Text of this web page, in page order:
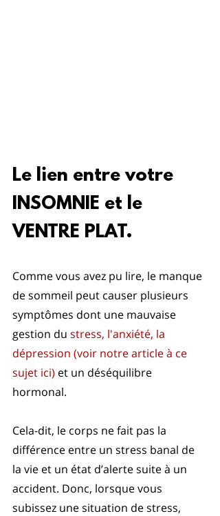
Le lien entre votre
INSOMNIE et le
VENTRE PLAT.
Comme vous avez pu lire, le manque
de sommeil peut causer plusieurs
symptômes dont une mauvaise
gestion du stress, l'anxiété, la
dépression (voir notre article à ce
sujet ici) et un déséquilibre
hormonal.
Cela-dit, le corps ne fait pas la
différence entre un stress banal de
la vie et un état d’alerte suite à un
accident. Donc, lorsque vous
subissez une situation de stress,